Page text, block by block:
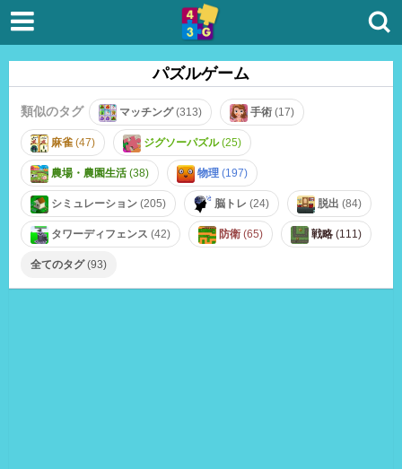
パズルゲーム
類似のタグ マッチング(313) 手術 (17)
麻雀 (47) ジグソーパズル(25)
農場・農園生活 (38) 物理 (197)
シミュレーション (205) 脳トレ (24) 脱出 (84)
タワーディフェンス (42) 防衛 (65) 戦略 (111)
全てのタグ(93)